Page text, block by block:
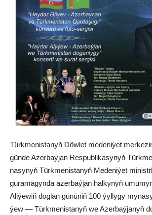
Türk­me­nis­ta­nyň Döw­let me­de­ni­ýet
gün­de Azer­baý­jan Res­pub­li­ka­sy­nyň
na­sy­nyň Türk­me­nis­ta­nyň Me­de­ni­ýet
gu­ra­ma­gyn­da azer­baý­jan hal­ky­nyň
Ali­ýe­wiň dog­lan gü­nü­niň 100 ýyl­ly­gy
ýew — Türk­me­nis­ta­nyň we Azer­baý­ja­nyň